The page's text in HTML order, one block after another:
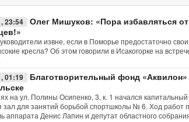
23:54
Олег Мишуков: «Пора избавляться
извне, если в Поморье предостаточно
кресла? Об этом говорили в Исакогорке на
01:19
Благотворительный фонд
на ул. Полины Осипенко, 3, к. 1 начался
зал для занятий борьбой спортшколы № 6. Ход работ
аппарата Денис Лапин и депутат областного